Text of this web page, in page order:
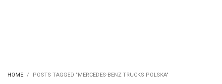
HOME POSTS TAGGED "MERCEDES-BENZ TRUCKS POLSKA"